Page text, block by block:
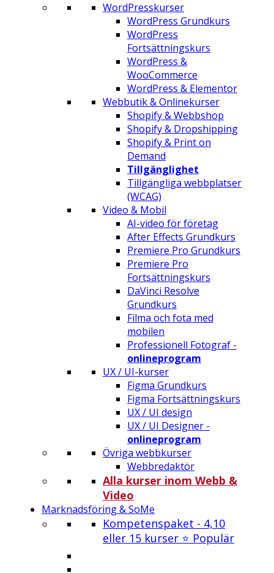
WordPresskurser
WordPress Grundkurs
WordPress
Fortsättningskurs
WordPress &
WooCommerce
WordPress & Elementor
Webbutik & Onlinekurser
Shopify & Webbshop
Shopify & Dropshipping
Shopify & Print on
Demand
Tillgänglighet
Tillgängliga webbplatser
(WCAG)
Video & Mobil
AI-video för företag
After Effects Grundkurs
Premiere Pro Grundkurs
Premiere Pro
Fortsättningskurs
DaVinci Resolve
Grundkurs
Filma och fota med
mobilen
Professionell Fotograf -
onlineprogram
UX / UI-kurser
Figma Grundkurs
Figma Fortsättningskurs
UX / UI design
UX / UI Designer -
onlineprogram
Övriga webbkurser
Webbredaktör
Alla kurser inom Webb &
Video
Marknadsföring & SoMe
Kompetenspaket - 4,10
eller 15 kurser ⭐ Populär